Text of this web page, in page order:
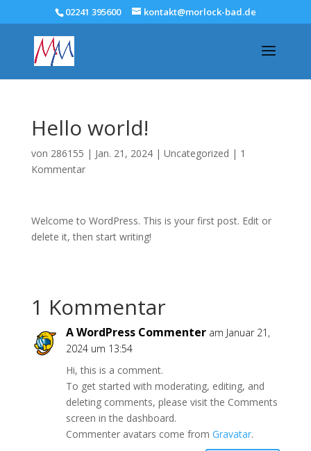
02241 395600 kontakt@morlock-bad.de
Hello world!
von 286155 | Jan. 21, 2024| Uncategorized | 1
Kommentar
Welcome to WordPress. This is your first post. Edit or
delete it, then start writing!
1 Kommentar
A WordPress Commenter am Januar 21,
2024 um 13:54
Hi, this is a comment.
To get started with moderating, editing, and
deleting comments, please visit the Comments
screen in the dashboard.
Commenter avatars come from Gravatar.